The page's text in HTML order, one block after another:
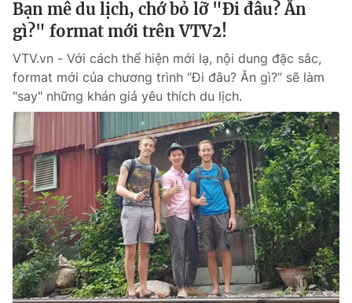
Bạn mê du lịch, chớ bỏ lỡ "Đi đâu? Ăn
gì?" format mới trên VTV2!
VTV.vn - Với cách thể hiện mới lạ, nội dung đặc sắc,
format mới của chương trình “Đi đâu? Ăn gì?” sẽ làm
"say" những khán giả yêu thích du lịch.